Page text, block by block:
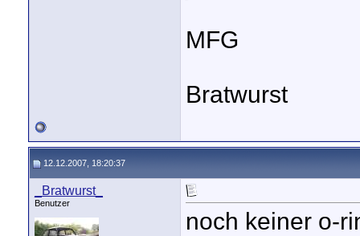
MFG
Bratwurst
12.12.2007, 18:20:37
_Bratwurst_
Benutzer
noch keiner o-